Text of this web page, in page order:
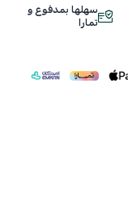
سهلها بمدفوع و
تمارا